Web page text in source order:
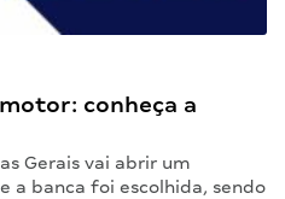
conheça a
Gerais vai abrir um
a banca foi escolhida, sendo